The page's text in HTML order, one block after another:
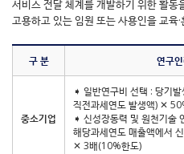
서비스 전달 체계를 개발하기 위한 활동
고용하고 있는 임원 또는 사용인을 교육
구 분 연구
중소기업
➧ 일반연구비 선택 : 당기
직전과세연도 발생액) ✕
➧ 신성장동력 및 원천기술
해당과세연도 매출액에서
✕ 3배(10%한도)